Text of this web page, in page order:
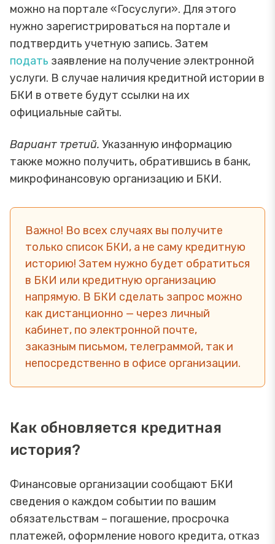
можно на портале «Госуслуги». Для этого
нужно зарегистрироваться на портале и
подтвердить учетную запись. Затем
подать заявление на получение электронной
услуги. В случае наличия кредитной истории в
БКИ в ответе будут ссылки на их
официальные сайты.
Вариант третий. Указанную информацию
также можно получить, обратившись в банк,
микрофинансовую организацию и БКИ.
Важно! Во всех случаях вы получите
только список БКИ, а не саму кредитную
историю! Затем нужно будет обратиться
в БКИ или кредитную организацию
напрямую. В БКИ сделать запрос можно
как дистанционно — через личный
кабинет, по электронной почте,
заказным письмом, телеграммой, так и
непосредственно в офисе организации.
Как обновляется кредитная
история?
Финансовые организации сообщают БКИ
сведения о каждом событии по вашим
обязательствам – погашение, просрочка
платежей, оформление нового кредита, отказ